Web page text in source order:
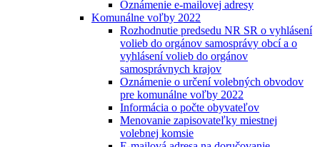
Oznámenie e-mailovej adresy
Komunálne voľby 2022
Rozhodnutie predsedu NR SR o vyhlásení
volieb do orgánov samosprávy obcí a o
vyhlásení volieb do orgánov
samosprávnych krajov
Oznámenie o určení volebných obvodov
pre komunálne voľby 2022
Informácia o počte obyvateľov
Menovanie zapisovateľky miestnej
volebnej komsie